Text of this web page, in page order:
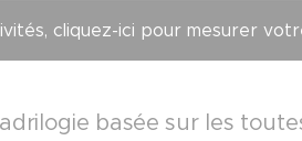
cliquez-ici pour mesurer
basée sur les